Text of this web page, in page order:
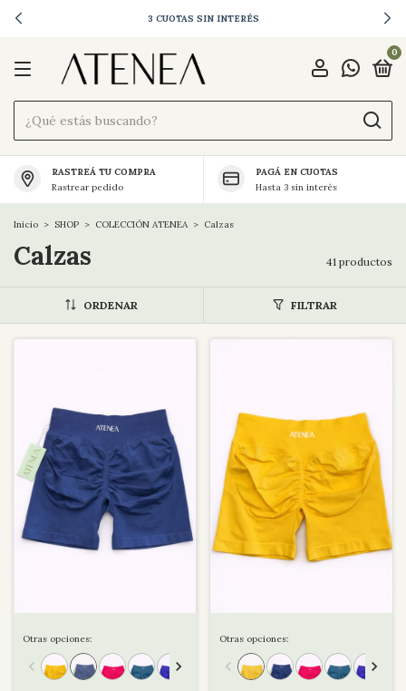
ENVÍOS A TODO EL PAÍS
0
RASTREÁ TU COMPRA
Rastrear pedido
PAGÁ EN CUOTAS
Hasta 3 sin interés
Inicio > SHOP > COLECCIÓN ATENEA > Calzas
Calzas 41 productos
ORDENAR FILTRAR
Otras opciones: Otras opciones: